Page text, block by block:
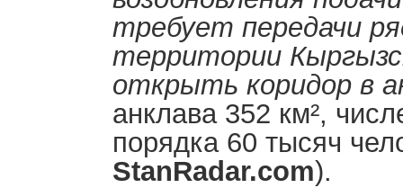
требует передачи
территории
открыть коридор в
анклава 352 км²,
порядка 60 тысяч
StanRadar.com).